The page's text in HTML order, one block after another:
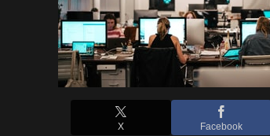
X Facebook